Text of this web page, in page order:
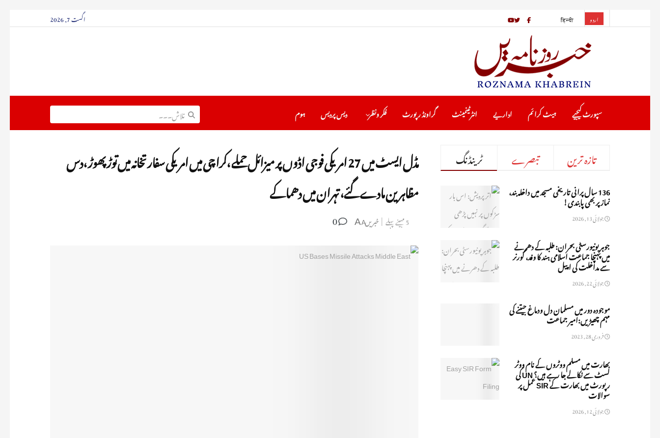
اردو हिन्दी اگست 7, 2026
ہوم دیس پردیس فکر ونظر گراونڈ رپورٹ انٹرٹینمینٹ اداریے ہیٹ کرا ئم سپورٹ کیجیے
مڈل ایسٹ میں 27 امریکی فوجی اڈوں پر میزائل حملے ،کرا چی میں امریکی سفارتخانہ میں توڑ پھوڑ ،دس
مظاہرین مادے گئے، تہران میں دھماکے
5 مہینے پہلے خبریںA
A
ٹرینڈنگ تبصرے تازہ ترین
136 سال پرانی تاریخی مسجد میں داخلہ بند،
نماز پر بھی پابندی!
جولائی 13, 2026
جوہر یونیورسٹی بحران: طلبہ کے دھرنے
میں پہنچا جماعت اسلامی ہند کا وفد، گورنر
سے مداخلت کی اپیل
جولائی 22, 2026
موجودہ دور میں مسلمان دل ودماغ جیتنے کی
مہم چھیڑیں:امیر جماعت
فروری 28, 2023
بھارت میں مسلم ووٹروں کے نام ووٹر
لسٹ سے نکالے جا رہے ہیں؟ UN کی
رپورٹ میں بھارت کے SIR عمل پر
سوالات
جولائی 12, 2026